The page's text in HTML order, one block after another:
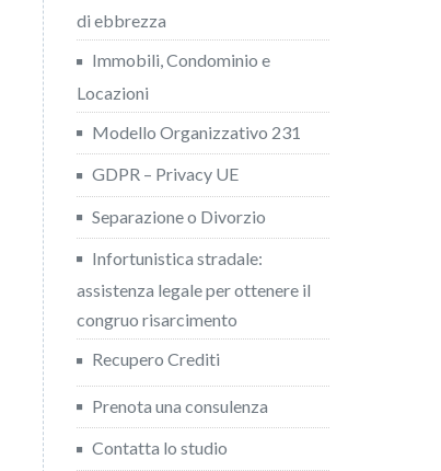
di ebbrezza
Immobili, Condominio e
Locazioni
Modello Organizzativo 231
GDPR – Privacy UE
Separazione o Divorzio
Infortunistica stradale:
assistenza legale per ottenere il
congruo risarcimento
Recupero Crediti
Prenota una consulenza
Contatta lo studio